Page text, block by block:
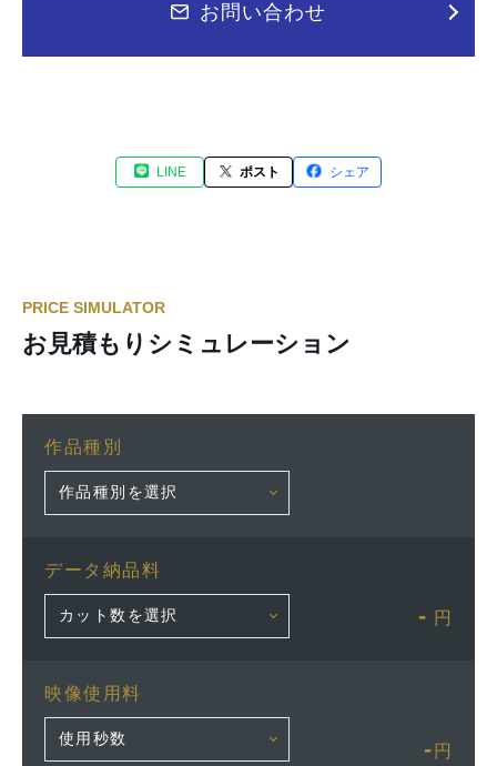
お問い合わせ
LINE ポスト シェア
PRICE SIMULATOR
お見積もりシミュレーション
作品種別
データ納品料
- 円
映像使用料
- 円